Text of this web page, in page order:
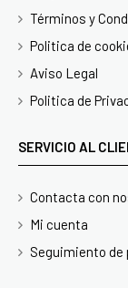
Términos y
Politica de
Aviso Legal
Politica de
SERVICIO AL
Contacta con
Mi cuenta
Seguimiento de